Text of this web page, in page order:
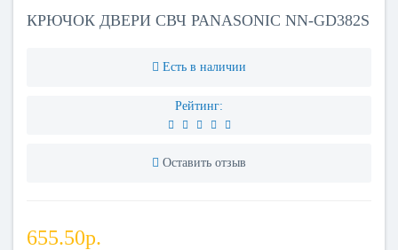
КРЮЧОК ДВЕРИ СВЧ PANASONIC NN-GD382S
Есть в наличии
Рейтинг:
Оставить отзыв
655.50р.